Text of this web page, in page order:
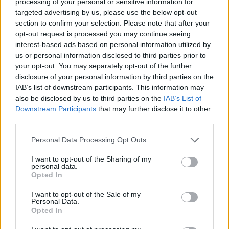
targeted advertising by us, please use the below opt-out
section to confirm your selection. Please note that after your
opt-out request is processed you may continue seeing
interest-based ads based on personal information utilized by
us or personal information disclosed to third parties prior to
your opt-out. You may separately opt-out of the further
disclosure of your personal information by third parties on the
IAB’s list of downstream participants. This information may
also be disclosed by us to third parties on the IAB’s List of
Downstream Participants that may further disclose it to other
Personal Data Processing Opt Outs
I want to opt-out of the Sharing of my
personal data.
Opted In
I want to opt-out of the Sale of my
Personal Data.
Opted In
bolą mnie cały czas piersi . Przepraszam że tak
chaotycznie.
wizytę u ginekologa. Czy są jakieś metody by
uniknąć krwawień śródcyklicznych?
Pytanie
Na wstępie: mój cykl zwykle trwa 32/33 dni,
aktualnie mam 25 dzień cyklu. Ostatnia owulacja
prawdopodobnie 9/10 lutego ( patrząc po sluzie
oraz 8 lutego miałam bardzo mikro plamienie jak
i 9 ). Stosunek odbył się 10 lutego, natomiast od
około 13 lutego zaczęłam się złe czuć. 13
lutego robiło mi się ogólnie słabo i zaczęło
boleć podbrzusze, które utrzymuje się do
specyficzny ból bo przy dotyku ciut niżej na lewo
od pępka, tak jak by przyciskała bolącego
siniaka. Występują również skurcze od czasu do
czasu. Od 3 dni odrzuciło mnie od kawy, jak
odrobinkę pół łyżeczki do słodzić bo zwyczajnie
mi nie smakuje, a muszę pić codziennie że
Forum:Ciąża - czy to możliwe? Wszystko o...
wkładka wewnątrzmaciczna
Reklama: